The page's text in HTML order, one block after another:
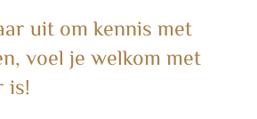
uit om kennis met
voel je welkom met
is!